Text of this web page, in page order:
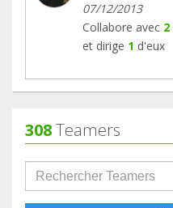
07/12/2013
Collabore avec 2
et dirige 1 d'eux
308Teamers